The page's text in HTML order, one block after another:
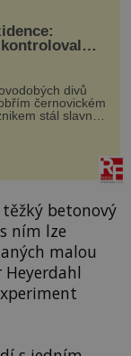
divů
černovickém
stál slavný
Hlávka. Ten si
záležet. Jeho
betonový
ním lze
malou
Heyerdahl